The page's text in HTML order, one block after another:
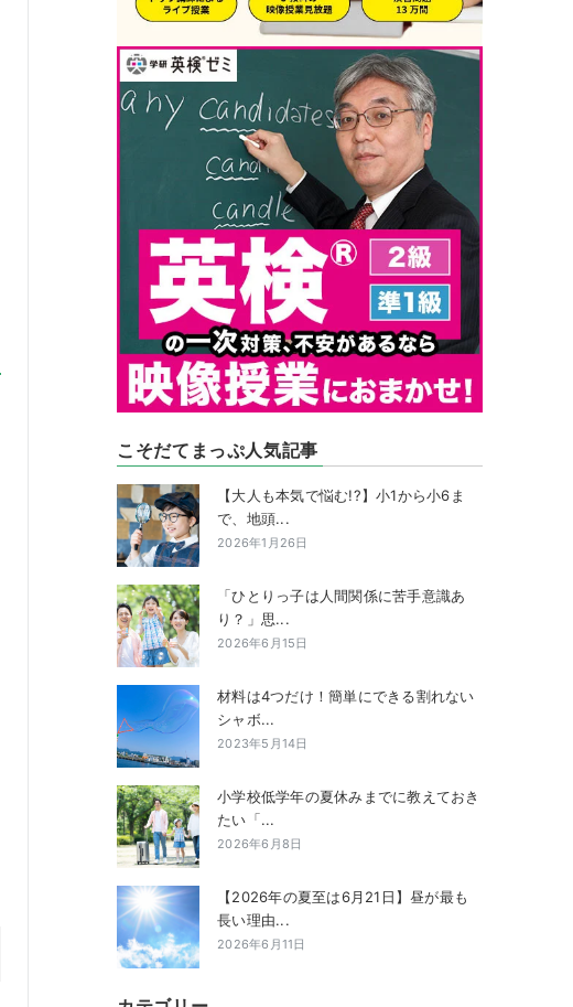
こそだてまっぷ人気記事
【大人も本気で悩む!?】小1から小6ま
で、地頭...
2026年1月26日
「ひとりっ子は人間関係に苦手意識あ
り？」思...
2026年6月15日
材料は4つだけ！簡単にできる割れない
シャボ...
2023年5月14日
小学校低学年の夏休みまでに教えておき
たい「...
2026年6月8日
【2026年の夏至は6月21日】昼が最も
長い理由...
2026年6月11日